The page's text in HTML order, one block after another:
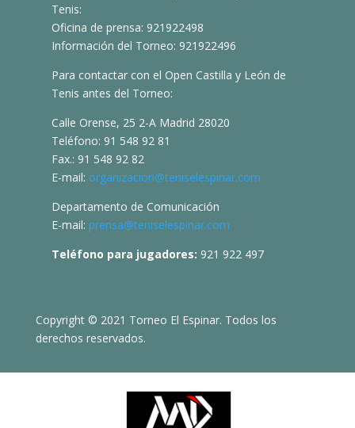
Tenis:
Oficina de prensa: 921922498
Información del Torneo: 921922496
Para contactar con el Open Castilla y León de
Tenis antes del Torneo:
Calle Orense, 25 2-A Madrid 28020
Teléfono: 91 548 92 81
Fax.: 91 548 92 82
E-mail: organizacion@teniselespinar.com
Departamento de Comunicación
E-mail: prensa@teniselespinar.com
Teléfono para jugadores: 921 922 497
Copyright © 2021 Torneo El Espinar. Todos los
derechos reservados.